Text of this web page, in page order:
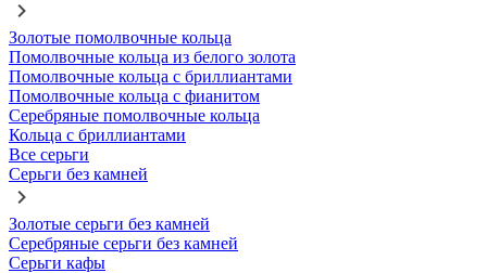
Золотые помолвочные кольца
Помолвочные кольца из белого золота
Помолвочные кольца с бриллиантами
Помолвочные кольца с фианитом
Серебряные помолвочные кольца
Кольца с бриллиантами
Все серьги
Серьги без камней
Золотые серьги без камней
Серебряные серьги без камней
Серьги кафы